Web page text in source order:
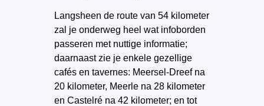
Langsheen de route van 54 kilometer
zal je onderweg heel wat infoborden
passeren met nuttige informatie;
daarnaast zie je enkele gezellige
cafés en tavernes: Meersel-Dreef na
20 kilometer, Meerle na 28 kilometer
en Castelré na 42 kilometer; en tot